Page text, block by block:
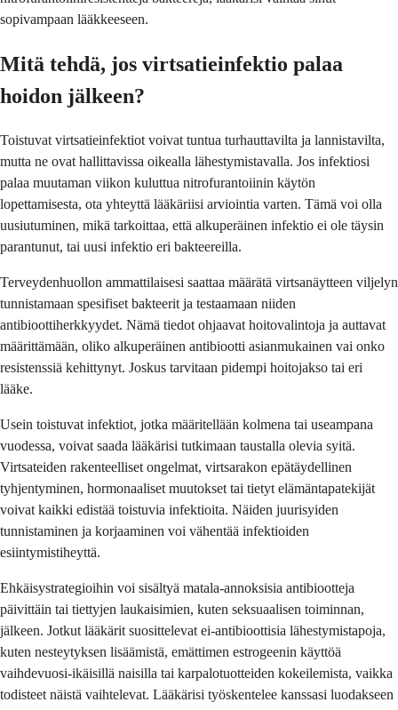
sopivampaan lääkkeeseen.
Mitä tehdä, jos virtsatieinfektio palaa
hoidon jälkeen?
Toistuvat virtsatieinfektiot voivat tuntua turhauttavilta ja lannistavilta,
mutta ne ovat hallittavissa oikealla lähestymistavalla. Jos infektiosi
palaa muutaman viikon kuluttua nitrofurantoiinin käytön
lopettamisesta, ota yhteyttä lääkäriisi arviointia varten. Tämä voi olla
uusiutuminen, mikä tarkoittaa, että alkuperäinen infektio ei ole täysin
parantunut, tai uusi infektio eri bakteereilla.
Terveydenhuollon ammattilaisesi saattaa määrätä virtsanäytteen viljelyn
tunnistamaan spesifiset bakteerit ja testaamaan niiden
antibioottiherkkyydet. Nämä tiedot ohjaavat hoitovalintoja ja auttavat
määrittämään, oliko alkuperäinen antibiootti asianmukainen vai onko
resistenssiä kehittynyt. Joskus tarvitaan pidempi hoitojakso tai eri
lääke.
Usein toistuvat infektiot, jotka määritellään kolmena tai useampana
vuodessa, voivat saada lääkärisi tutkimaan taustalla olevia syitä.
Virtsateiden rakenteelliset ongelmat, virtsarakon epätäydellinen
tyhjentyminen, hormonaaliset muutokset tai tietyt elämäntapatekijät
voivat kaikki edistää toistuvia infektioita. Näiden juurisyiden
tunnistaminen ja korjaaminen voi vähentää infektioiden
esiintymistiheyttä.
Ehkäisystrategioihin voi sisältyä matala-annoksisia antibiootteja
päivittäin tai tiettyjen laukaisimien, kuten seksuaalisen toiminnan,
jälkeen. Jotkut lääkärit suosittelevat ei-antibioottisia lähestymistapoja,
kuten nesteytyksen lisäämistä, emättimen estrogeenin käyttöä
vaihdevuosi-ikäisillä naisilla tai karpalotuotteiden kokeilemista, vaikka
todisteet näistä vaihtelevat. Lääkärisi työskentelee kanssasi luodakseen